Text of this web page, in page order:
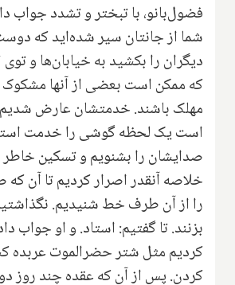
‌فضول‌بانو، با تبختر و تشدد جواب
شما از جانتان سیر شده‌اید که
دیگران را بکشید به خیابان‌ها و
که ممکن است بعضی از آنها مشکوک
مهلک باشند. خدمتشان عارض
است یک لحظه گوشی را خدمت
صدایشان را بشنویم و تسکین خاطر
خلاصه آنقدر اصرار کردیم تا آن
را از آن طرف خط شنیدیم.
بزنند. تا گفتیم: استاد. و او جواب
کردیم مثل شتر حضرالموت عربده
کردن. پس از آن که عقده چند روز